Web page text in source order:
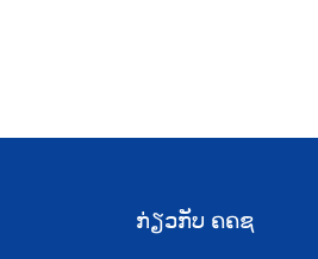
ກ່ຽວກັບ ຄຄຊ